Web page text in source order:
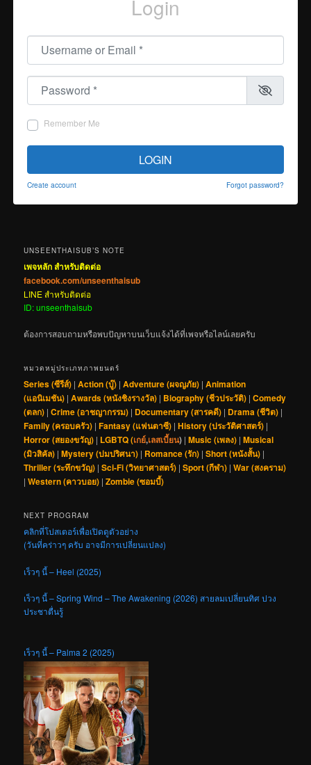
Login
Username or Email
Password
Remember Me
LOGIN
Create account Forgot password?
UNSEENTHAISUB’S NOTE
เพจหลัก สำหรับติดต่อ
facebook.com/unseenthaisub
LINE สำหรับติดต่อ
ID: unseenthaisub
ต้องการสอบถามหรือพบปัญหาบนเว็บแจ้งได้ที่เพจหรือไลน์เลยครับ
หมวดหมู่ประเภทภาพยนตร์
Series (ซีรีส์) |Action (บู๊) |Adventure (ผจญภัย) |Animation
(แอนิเมชัน) |Awards (หนังชิงรางวัล) | Biography (ชีวประวัติ) |Comedy
(ตลก) |Crime (อาชญากรรม) | Documentary (สารคดี) | Drama (ชีวิต) |
Family (ครอบครัว) |Fantasy (แฟนตาซี) |History (ประวัติศาสตร์) |
Horror (สยองขวัญ) | LGBTQ (เกย์,เลสเบี้ยน) |Music (เพลง) |Musical
(มิวสิคัล) |Mystery (ปมปริศนา) | Romance (รัก) |Short (หนังสั้น) |
Thriller (ระทึกขวัญ) |Sci-Fi (วิทยาศาสตร์) |Sport (กีฬา) |War (สงคราม)
|Western (คาวบอย) |Zombie (ซอมบี้)
NEXT PROGRAM
คลิกที่โปสเตอร์เพื่อเปิดดูตัวอย่าง
(วันที่คร่าวๆ ครับ อาจมีการเปลี่ยนแปลง)
เร็วๆ นี้ – Heel (2025)
เร็วๆ นี้ – Spring Wind – The Awakening (2026) สายลมเปลี่ยนทิศ ปวง
ประชาตื่นรู้
เร็วๆ นี้ – Palma 2 (2025)